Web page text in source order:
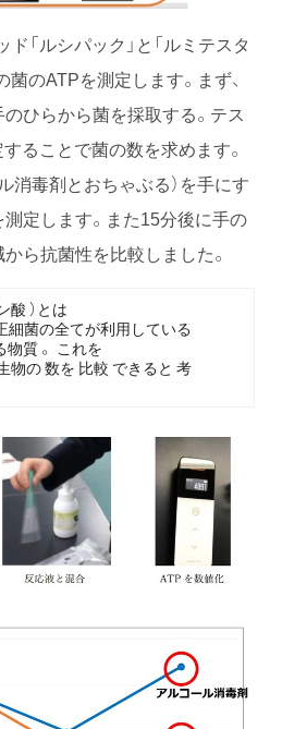
ド「ルシパック」と「ルミテスタ
菌のATPを測定します。まず、
ひらから菌を採取する。テス
ることで菌の数を求めます。
消毒剤とおちゃぶる）を手にす
測定します。また15分後に手の
ら抗菌性を比較しました。
）とは
細菌の全てが利用している
質 。 これを
物の 数を 比較 できると 考